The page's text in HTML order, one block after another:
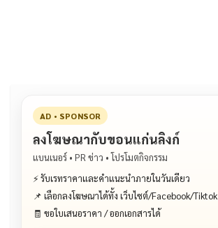
AD • SPONSOR
ลงโฆษณากับขอนแก่นลิงก์
แบนเนอร์ • PR ข่าว • โปรโมตกิจกรรม
⚡ รับเรทราคาและคำแนะนำภายในวันเดียว
📌 เลือกลงโฆษณาได้ทั้ง เว็บไซต์/Facebook/Tiktok
🧾 ขอใบเสนอราคา / ออกเอกสารได้